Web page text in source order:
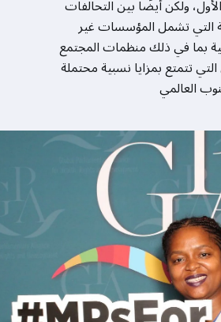
ولكن أيضًا بين التحالفات
التي تشمل المؤسسات غير
بما في ذلك منظمات المجتمع
تتمتع بمزايا نسبية محتملة
العالمي